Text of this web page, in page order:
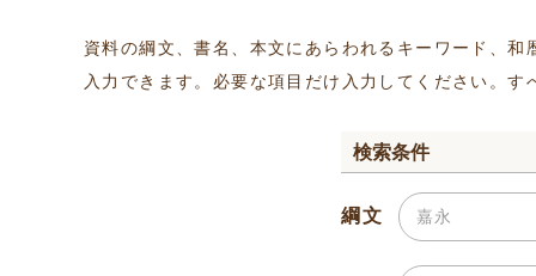
資料の綱文、書名、本文にあらわれるキーワード、
入力できます。必要な項目だけ入力してください。
検索条件
綱文